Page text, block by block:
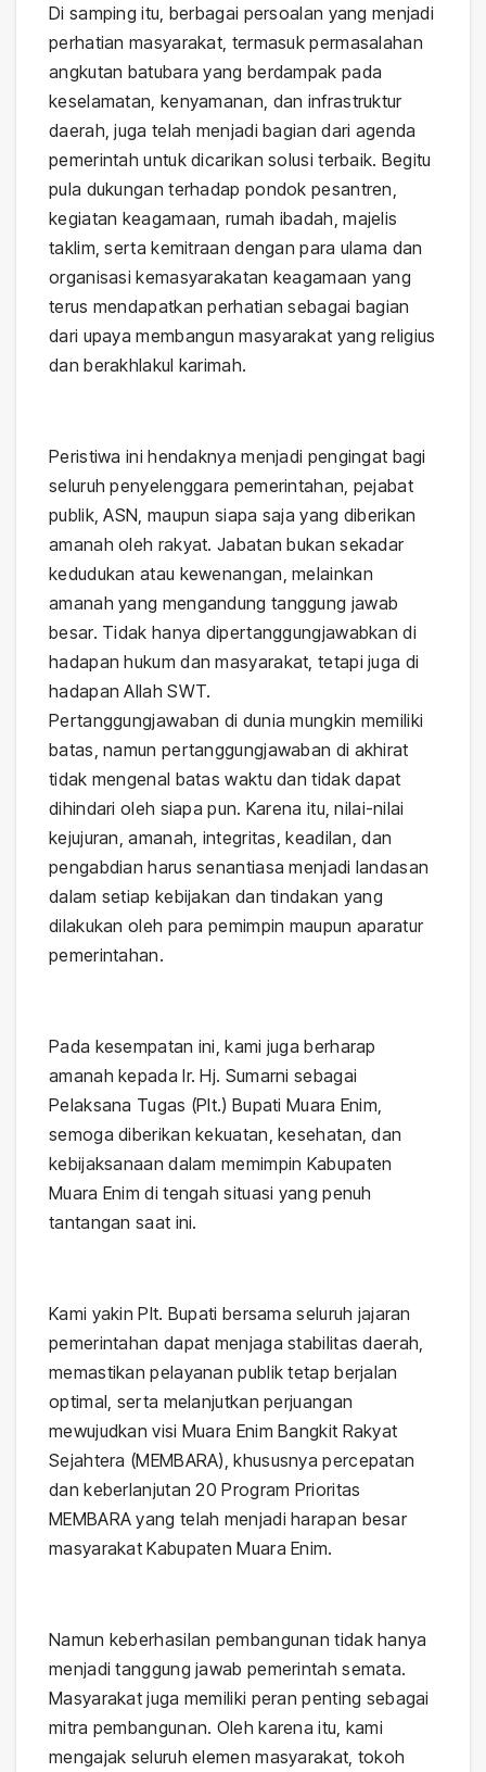
Di samping itu, berbagai persoalan yang menjadi
perhatian masyarakat, termasuk permasalahan
angkutan batubara yang berdampak pada
keselamatan, kenyamanan, dan infrastruktur
daerah, juga telah menjadi bagian dari agenda
pemerintah untuk dicarikan solusi terbaik. Begitu
pula dukungan terhadap pondok pesantren,
kegiatan keagamaan, rumah ibadah, majelis
taklim, serta kemitraan dengan para ulama dan
organisasi kemasyarakatan keagamaan yang
terus mendapatkan perhatian sebagai bagian
dari upaya membangun masyarakat yang religius
dan berakhlakul karimah.
Peristiwa ini hendaknya menjadi pengingat bagi
seluruh penyelenggara pemerintahan, pejabat
publik, ASN, maupun siapa saja yang diberikan
amanah oleh rakyat. Jabatan bukan sekadar
kedudukan atau kewenangan, melainkan
amanah yang mengandung tanggung jawab
besar. Tidak hanya dipertanggungjawabkan di
hadapan hukum dan masyarakat, tetapi juga di
hadapan Allah SWT.
Pertanggungjawaban di dunia mungkin memiliki
batas, namun pertanggungjawaban di akhirat
tidak mengenal batas waktu dan tidak dapat
dihindari oleh siapa pun. Karena itu, nilai-nilai
kejujuran, amanah, integritas, keadilan, dan
pengabdian harus senantiasa menjadi landasan
dalam setiap kebijakan dan tindakan yang
dilakukan oleh para pemimpin maupun aparatur
pemerintahan.
Pada kesempatan ini, kami juga berharap
amanah kepada Ir. Hj. Sumarni sebagai
Pelaksana Tugas (Plt.) Bupati Muara Enim,
semoga diberikan kekuatan, kesehatan, dan
kebijaksanaan dalam memimpin Kabupaten
Muara Enim di tengah situasi yang penuh
tantangan saat ini.
Kami yakin Plt. Bupati bersama seluruh jajaran
pemerintahan dapat menjaga stabilitas daerah,
memastikan pelayanan publik tetap berjalan
optimal, serta melanjutkan perjuangan
mewujudkan visi Muara Enim Bangkit Rakyat
Sejahtera (MEMBARA), khususnya percepatan
dan keberlanjutan 20 Program Prioritas
MEMBARA yang telah menjadi harapan besar
masyarakat Kabupaten Muara Enim.
Namun keberhasilan pembangunan tidak hanya
menjadi tanggung jawab pemerintah semata.
Masyarakat juga memiliki peran penting sebagai
mitra pembangunan. Oleh karena itu, kami
mengajak seluruh elemen masyarakat, tokoh